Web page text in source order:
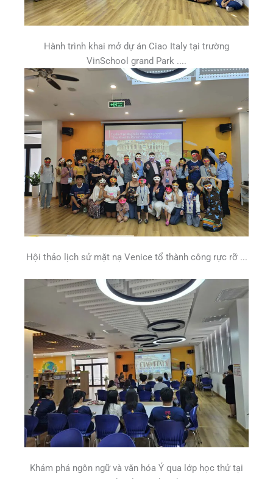
Hành trình khai mở dự án Ciao Italy tại trường
VinSchool grand Park ....
Hội thảo lịch sử mặt nạ Venice tổ thành công rực rỡ ...
Khám phá ngôn ngữ và văn hóa Ý qua lớp học thử tại